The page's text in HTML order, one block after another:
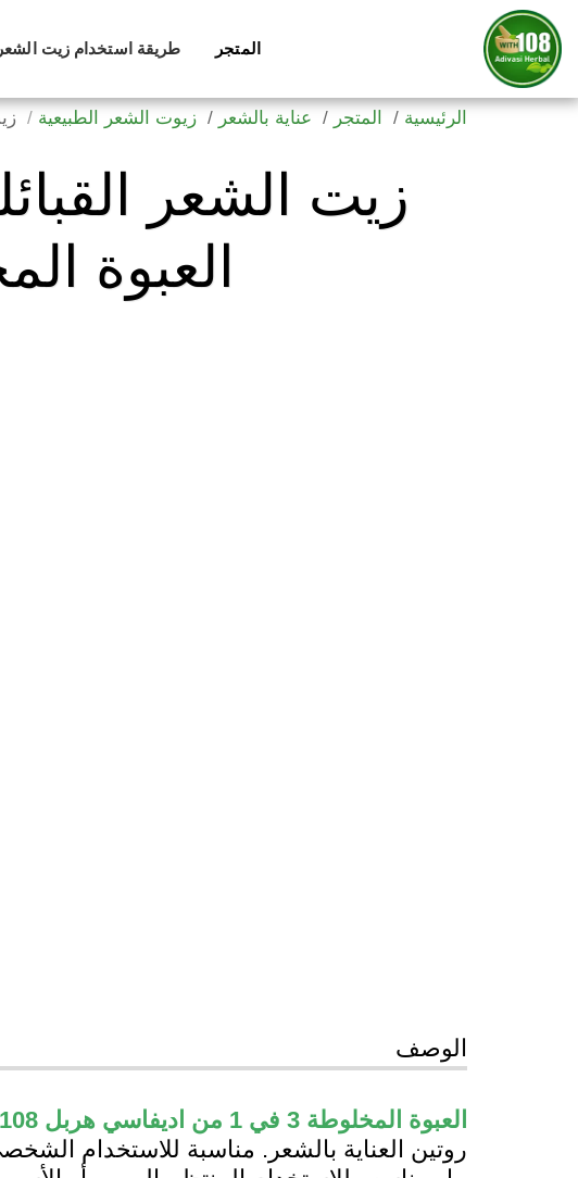
المتجر طريقة استخدام زيت الشعر
الرئيسية المتجر عناية بالشعر زيوت الشعر الطبيعية زيت
العبوة
الوصف
العبوة المخلوطة 3 في 1 من اديفاسي هربل 108 عشبة بحجم 500 مل